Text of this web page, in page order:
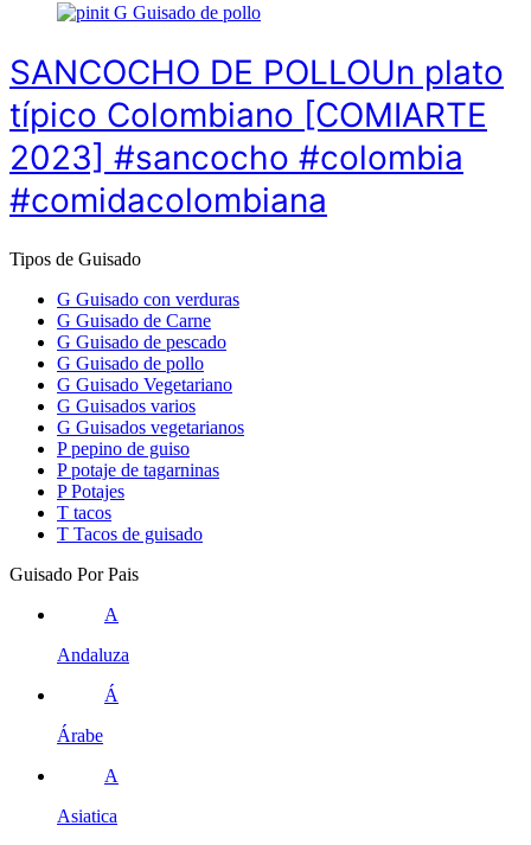
G Guisado de pollo
SANCOCHO DE POLLOUn plato
típico Colombiano [COMIARTE
2023] #sancocho #colombia
#comidacolombiana
Tipos de Guisado
G Guisado con verduras
G Guisado de Carne
G Guisado de pescado
G Guisado de pollo
G Guisado Vegetariano
G Guisados varios
G Guisados vegetarianos
P pepino de guiso
P potaje de tagarninas
P Potajes
T tacos
T Tacos de guisado
Guisado Por Pais
A
Andaluza
Á
Árabe
A
Asiatica